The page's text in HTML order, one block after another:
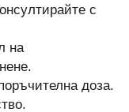
с
на
доза.